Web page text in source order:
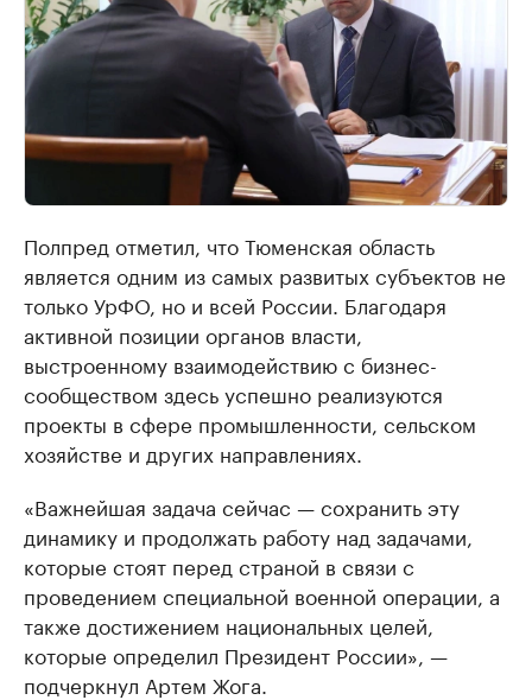
Полпред отметил, что Тюменская область
является одним из самых развитых субъектов не
только УрФО, но и всей России. Благодаря
активной позиции органов власти,
выстроенному взаимодействию с бизнес-
сообществом здесь успешно реализуются
проекты в сфере промышленности, сельском
хозяйстве и других направлениях.
«Важнейшая задача сейчас — сохранить эту
динамику и продолжать работу над задачами,
которые стоят перед страной в связи с
проведением специальной военной операции, а
также достижением национальных целей,
которые определил Президент России», —
подчеркнул Артем Жога.